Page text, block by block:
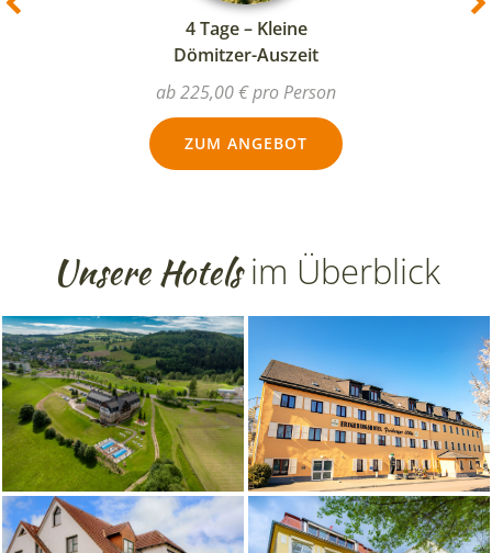
4 Letzlinger
Schnäppchentage
ab 185,00 € pro Person
ZUM ANGEBOT
Unsere Hotelsim Überblick